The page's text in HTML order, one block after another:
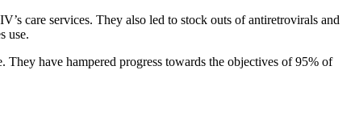
care services. They also led to stock outs of antiretrovirals and
use.
have hampered progress towards the objectives of 95% of